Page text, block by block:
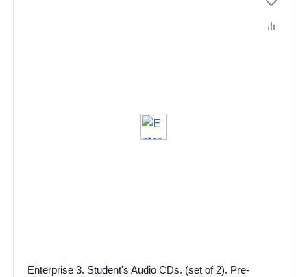
Enterprise 3. Student's Audio CDs. (set of 2). Pre-